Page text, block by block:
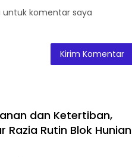
untuk komentar saya
dan Ketertiban,
Razia Rutin Blok Hunian